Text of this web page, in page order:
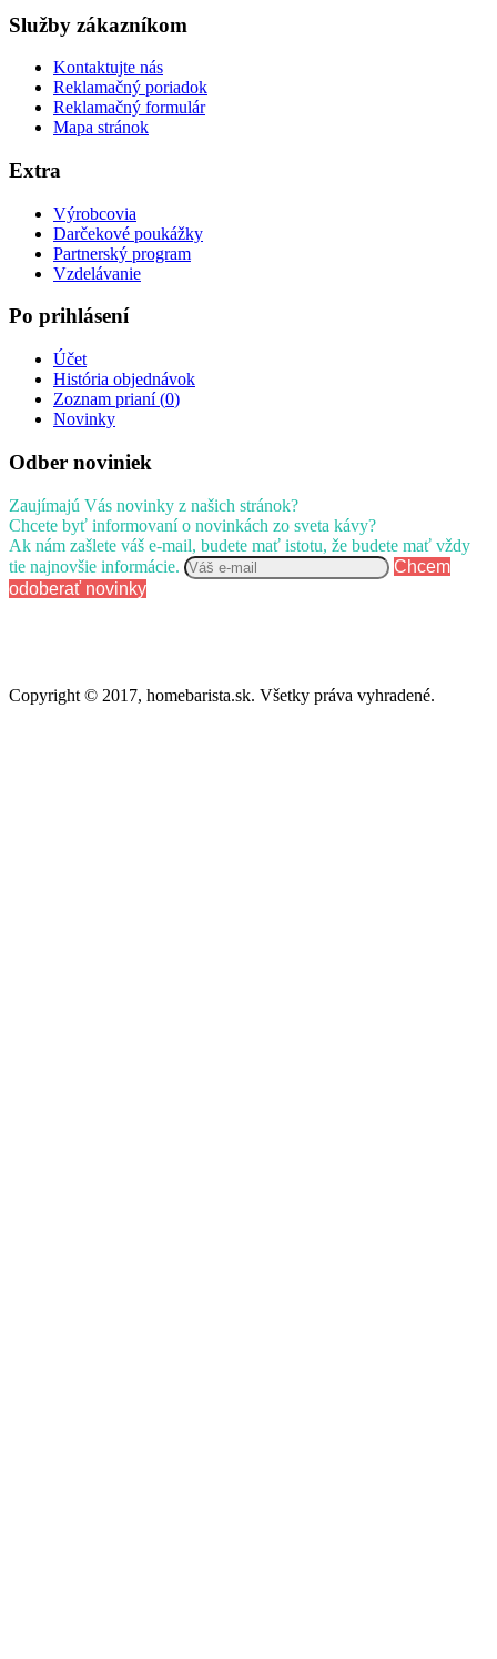
Služby zákazníkom
Kontaktujte nás
Reklamačný poriadok
Reklamačný formulár
Mapa stránok
Extra
Výrobcovia
Darčekové poukážky
Partnerský program
Vzdelávanie
Po prihlásení
Účet
História objednávok
Zoznam prianí (0)
Novinky
Odber noviniek
Zaujímajú Vás novinky z našich stránok?
Chcete byť informovaní o novinkách zo sveta kávy?
Ak nám zašlete váš e-mail, budete mať istotu, že budete mať vždy
tie najnovšie informácie.
Chcem
odoberať novinky
Copyright © 2017, homebarista.sk. Všetky práva vyhradené.